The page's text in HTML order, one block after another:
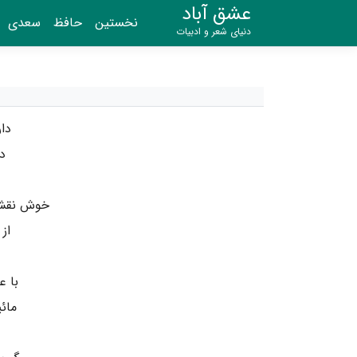
عشق آباد
دنیای شعر و ادبیات نخستین حافظ سعدی
خوش
با